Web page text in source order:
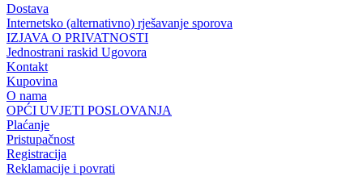
Dostava
Internetsko (alternativno) rješavanje sporova
IZJAVA O PRIVATNOSTI
Jednostrani raskid Ugovora
Kontakt
Kupovina
O nama
OPĆI UVJETI POSLOVANJA
Plaćanje
Pristupačnost
Registracija
Reklamacije i povrati